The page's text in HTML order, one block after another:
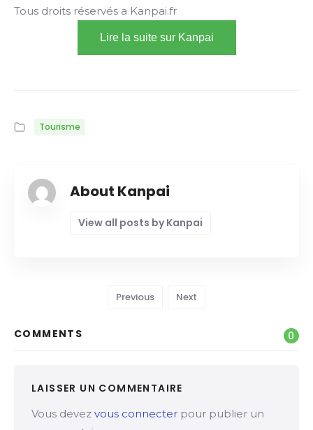
Tous droits réservés a Kanpai.fr
Lire la suite sur Kanpai
Tourisme
About Kanpai
View all posts by Kanpai
Previous Next
COMMENTS 0
LAISSER UN COMMENTAIRE
Vous devez vous connecter pour publier un